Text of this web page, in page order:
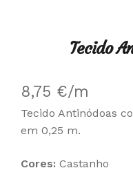
Tecido
8,75 €/m
Tecido Antinódoas
em 0,25 m.
Cores: Castanho